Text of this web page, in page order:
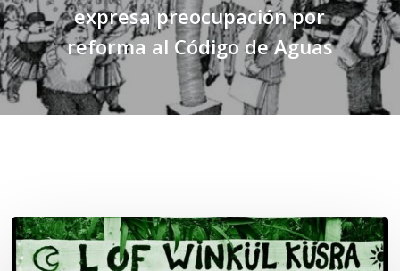
expresa preocupación por
reforma al Código de Aguas
Lof
Winkül